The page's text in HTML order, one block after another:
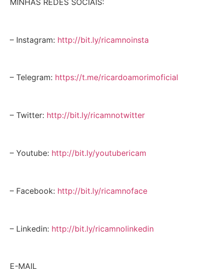
– Instagram: http://bit.ly/ricamnoinsta
– Telegram: https://t.me/ricardoamorimoficial
– Twitter: http://bit.ly/ricamnotwitter
– Youtube: http://bit.ly/youtubericam
– Facebook: http://bit.ly/ricamnoface
– Linkedin: http://bit.ly/ricamnolinkedin
E-MAIL